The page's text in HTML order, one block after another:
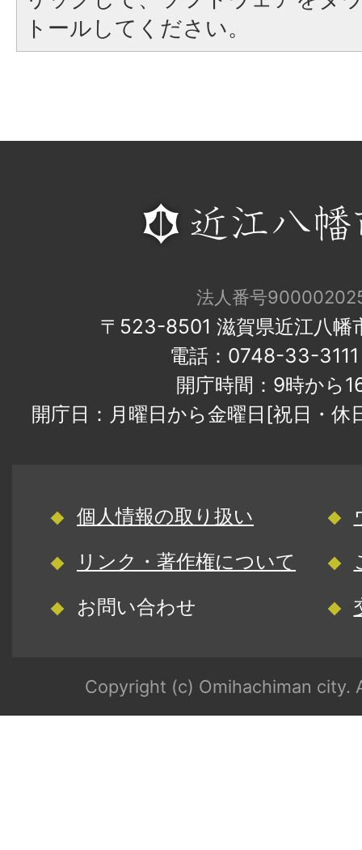
トールしてください。
法人番号
〒523-8501 滋賀県近江八幡
電話：0748-33-
開庁時間：9時から
開庁日：月曜日から金曜日[祝日・
個人情報の取り扱い
リンク・著作権について
お問い合わせ
Copyright (c) Omihachiman city.